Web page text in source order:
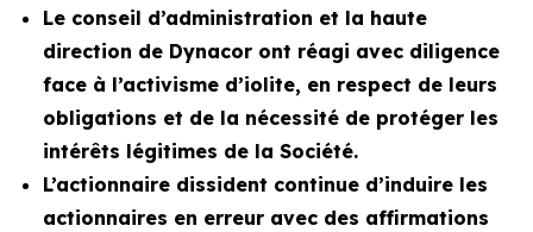
Le conseil d’administration et la haute
direction de Dynacor ont réagi avec diligence
face à l’activisme d’iolite, en respect de leurs
obligations et de la nécessité de protéger les
intérêts légitimes de la Société.
L’actionnaire dissident continue d’induire les
actionnaires en erreur avec des affirmations